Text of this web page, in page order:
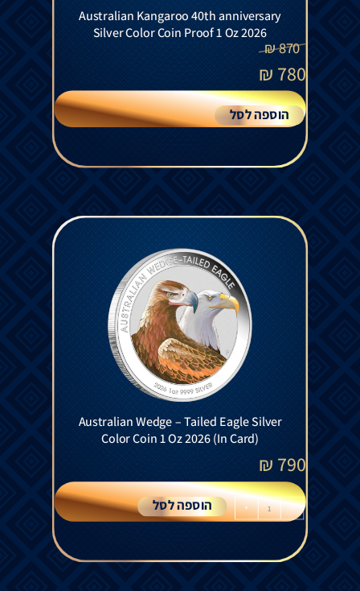
Australian Kangaroo 40th anniversary
Silver Color Coin Proof 1 Oz 2026
870
₪
780
₪
הוספה לסל
Australian Wedge – Tailed Eagle Silver
Color Coin 1 Oz 2026 (In Card)
790
₪
-
+ הוספה לסל